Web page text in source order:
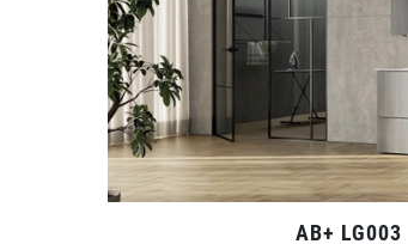
AB+ LG003